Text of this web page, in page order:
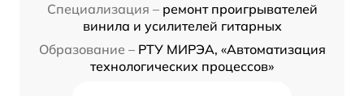
Специализация – ремонт проигрывателей
винила и усилителей гитарных
Образование – РТУ МИРЭА, «Автоматизация
технологических процессов»